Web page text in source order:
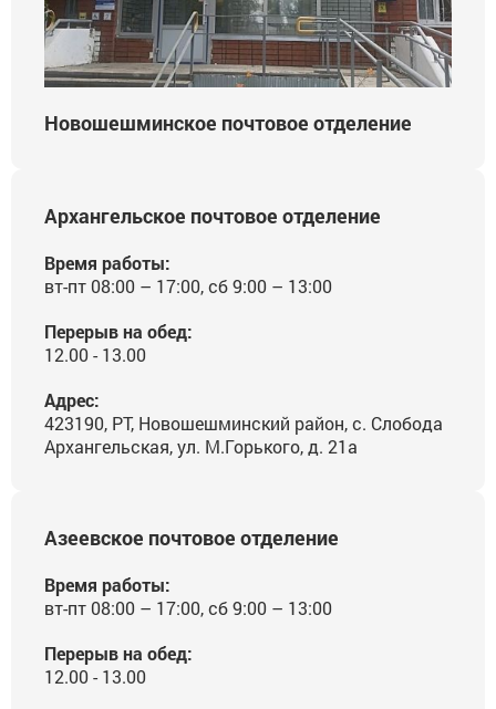
Новошешминское почтовое отделение
Архангельское почтовое отделение
Время работы:
вт-пт 08:00 – 17:00, сб 9:00 – 13:00
Перерыв на обед:
12.00 - 13.00
Адрес:
423190, РТ, Новошешминский район, с. Слобода
Архангельская, ул. М.Горького, д. 21а
Азеевское почтовое отделение
Время работы:
вт-пт 08:00 – 17:00, сб 9:00 – 13:00
Перерыв на обед:
12.00 - 13.00